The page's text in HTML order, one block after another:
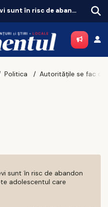
Politica
sunt în risc de abandon
adolescentul care